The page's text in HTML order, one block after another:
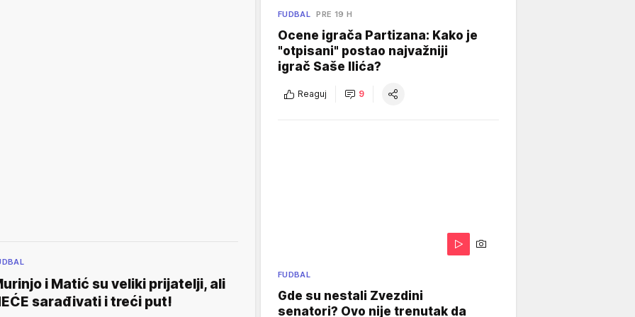
i Matić su veliki prijatelji, ali
sarađivati i treći put!
FUDBAL PRE 19 H
Ocene igrača Partizana: Kako je
"otpisani" postao najvažniji
igrač Saše Ilića?
Reaguj 9
FUDBAL
Gde su nestali Zvezdini
senatori? Ovo nije trenutak da